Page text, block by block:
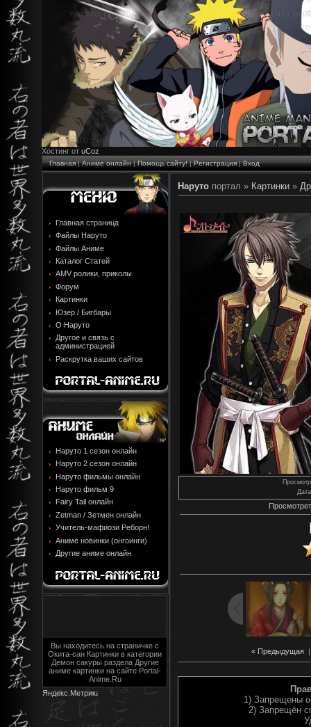
Хостинг от uCoz
Главная|Аниме онлайн|Помощь сайту!|Регистрация|Вход
Главная страница
Файлы Наруто
Файлы Аниме
Каталог Статей
AMV ролики, приколы
Форум
Картинки
Юзер / Бигбары
О Наруто
Другое и связь с
администрацией
Раскрутка ваших сайтов
Наруто 1 сезон онлайн
Наруто 2 сезон онлайн
Наруто фильмы онлайн
Наруто фильм 9
Fairy Tail онлайн
Zetman / Зетмен онлайн
Учитель-мафиози Реборн!
Аниме новинки (онгоинги)
Другие аниме онлайн
Вы находитесь на страничке с
Окита-сан Картинки в категории
Демон сакуры раздела Другие
аниме картинки на сайте Portal-
Anime.Ru
Наруто портал » Картинки »
Дата
« Предыдущая
1) Запрещены
2) Запрещён